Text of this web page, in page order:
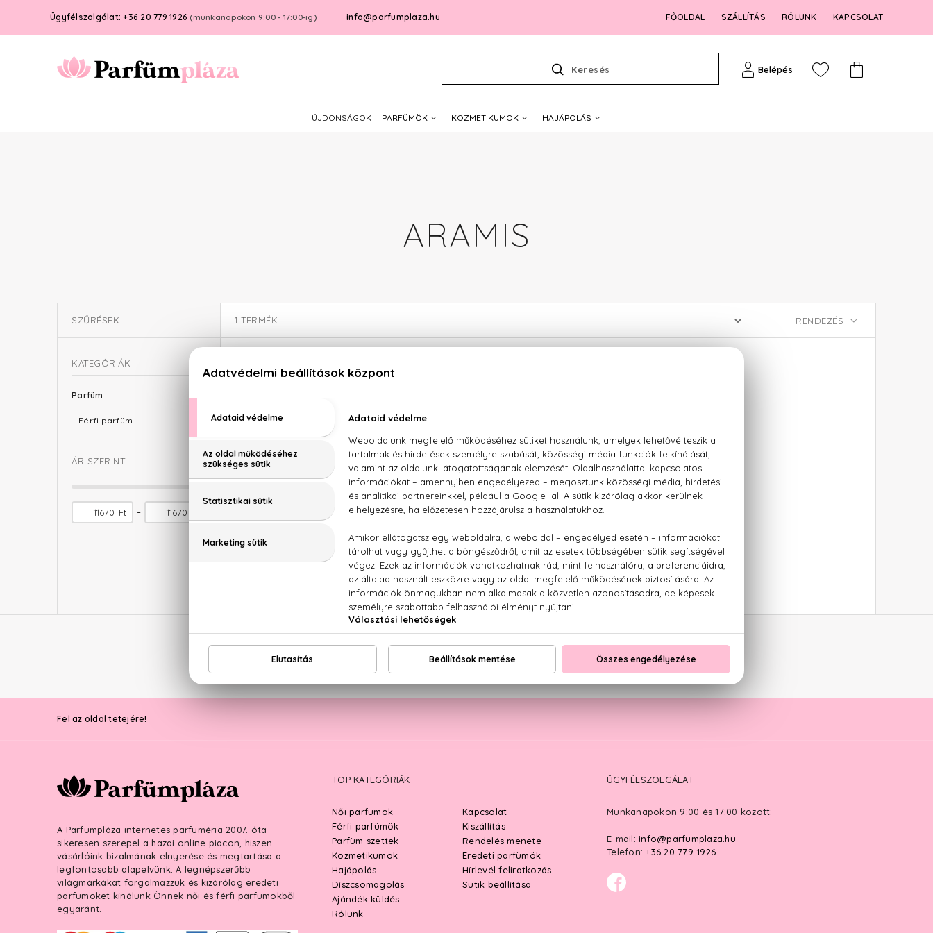
Ügyfélszolgálat: +36 20 779 1926 (munkanapokon 9:00 - 17:00-ig) info@parfumplaza.hu FŐOLDAL SZÁLLÍTÁS RÓLUNK KAPCSOLAT
Keresés Belépés
ÚJDONSÁGOK PARFÜMÖK KOZMETIKUMOK HAJÁPOLÁS
ARAMIS
SZŰRÉSEK
KATEGÓRIÁK
Parfüm
Férfi parfüm
ÁR SZERINT
Ft -
1 TERMÉK
Aramis Pour Homme
Eau De Toilette
Fel az oldal tetejére!
A Parfümpláza internetes parfüméria 2007. óta
sikeresen szerepel a hazai online piacon, hiszen
vásárlóink bizalmának elnyerése és megtartása a
legfontosabb alapelvünk. A legnépszerűbb
világmárkákat forgalmazzuk és kizárólag eredeti
parfümöket kínálunk Önnek női és férfi parfümökből
egyaránt.
TOP KATEGÓRIÁK
Női parfümök
Férfi parfümök
Parfüm szettek
Kozmetikumok
Hajápolás
Díszcsomagolás
Ajándék küldés
Rólunk
Kapcsolat
Kiszállítás
Rendelés menete
Eredeti parfümök
Hírlevél feliratkozás
Sütik beállítása
ÜGYFÉLSZOLGÁLAT
Munkanapokon 9:00 és 17:00 között:
E-mail: info@parfumplaza.hu
Telefon: +36 20 779 1926